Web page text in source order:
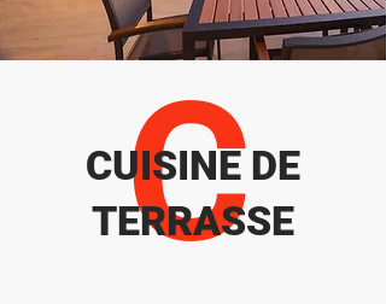
C
CUISINE DE
TERRASSE